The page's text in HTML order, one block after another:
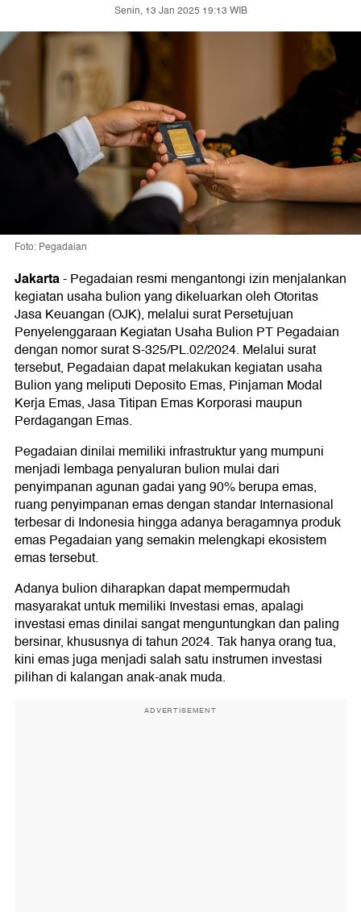
Senin, 13 Jan 2025 19:13 WIB
Foto: Pegadaian
Jakarta-Pegadaian resmi mengantongi izin menjalankan
kegiatan usaha bulion yang dikeluarkan oleh Otoritas
Jasa Keuangan (OJK), melalui surat Persetujuan
Penyelenggaraan Kegiatan Usaha Bulion PT Pegadaian
dengan nomor surat S-325/PL.02/2024. Melalui surat
tersebut, Pegadaian dapat melakukan kegiatan usaha
Bulion yang meliputi Deposito Emas, Pinjaman Modal
Kerja Emas, Jasa Titipan Emas Korporasi maupun
Perdagangan Emas.
Pegadaian dinilai memiliki infrastruktur yang mumpuni
menjadi lembaga penyaluran bulion mulai dari
penyimpanan agunan gadai yang 90% berupa emas,
ruang penyimpanan emas dengan standar Internasional
terbesar di Indonesia hingga adanya beragamnya produk
emas Pegadaian yang semakin melengkapi ekosistem
emas tersebut.
Adanya bulion diharapkan dapat mempermudah
masyarakat untuk memiliki Investasi emas, apalagi
investasi emas dinilai sangat menguntungkan dan paling
bersinar, khususnya di tahun 2024. Tak hanya orang tua,
kini emas juga menjadi salah satu instrumen investasi
pilihan di kalangan anak-anak muda.
ADVERTISEMENT